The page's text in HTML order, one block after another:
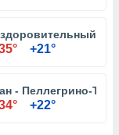
+21°
- Пеллегрино-
+22°